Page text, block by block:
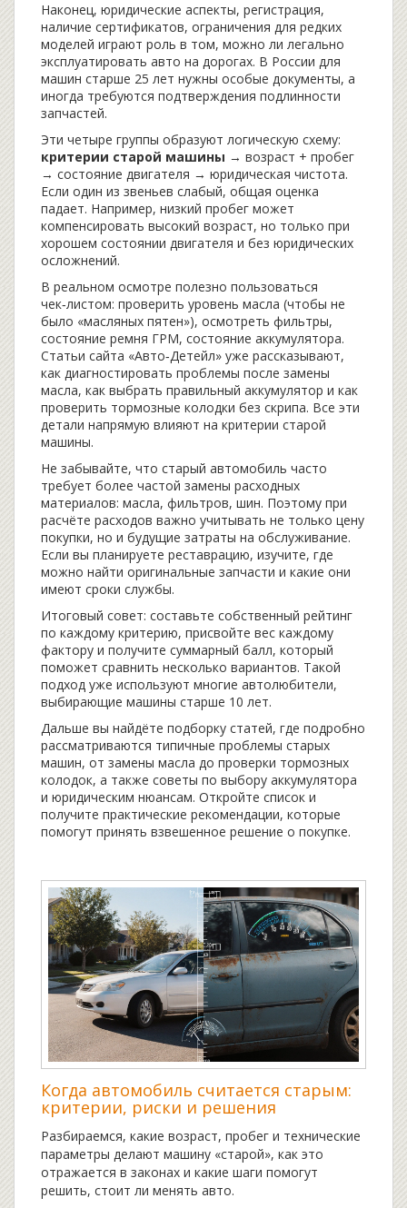
Наконец, юридические аспекты, регистрация,
наличие сертификатов, ограничения для редких
моделей играют роль в том, можно ли легально
эксплуатировать авто на дорогах. В России для
машин старше 25 лет нужны особые документы, а
иногда требуются подтверждения подлинности
запчастей.
Эти четыре группы образуют логическую схему:
критерии старой машины → возраст + пробег
→ состояние двигателя → юридическая чистота.
Если один из звеньев слабый, общая оценка
падает. Например, низкий пробег может
компенсировать высокий возраст, но только при
хорошем состоянии двигателя и без юридических
осложнений.
В реальном осмотре полезно пользоваться
чек‑листом: проверить уровень масла (чтобы не
было «масляных пятен»), осмотреть фильтры,
состояние ремня ГРМ, состояние аккумулятора.
Статьи сайта «Авто‑Детейл» уже рассказывают,
как диагностировать проблемы после замены
масла, как выбрать правильный аккумулятор и как
проверить тормозные колодки без скрипа. Все эти
детали напрямую влияют на критерии старой
машины.
Не забывайте, что старый автомобиль часто
требует более частой замены расходных
материалов: масла, фильтров, шин. Поэтому при
расчёте расходов важно учитывать не только цену
покупки, но и будущие затраты на обслуживание.
Если вы планируете реставрацию, изучите, где
можно найти оригинальные запчасти и какие они
имеют сроки службы.
Итоговый совет: составьте собственный рейтинг
по каждому критерию, присвойте вес каждому
фактору и получите суммарный балл, который
поможет сравнить несколько вариантов. Такой
подход уже используют многие автолюбители,
выбирающие машины старше 10 лет.
Дальше вы найдёте подборку статей, где подробно
рассматриваются типичные проблемы старых
машин, от замены масла до проверки тормозных
колодок, а также советы по выбору аккумулятора
и юридическим нюансам. Откройте список и
получите практические рекомендации, которые
помогут принять взвешенное решение о покупке.
Когда автомобиль считается старым:
критерии, риски и решения
Разбираемся, какие возраст, пробег и технические
параметры делают машину «старой», как это
отражается в законах и какие шаги помогут
решить, стоит ли менять авто.